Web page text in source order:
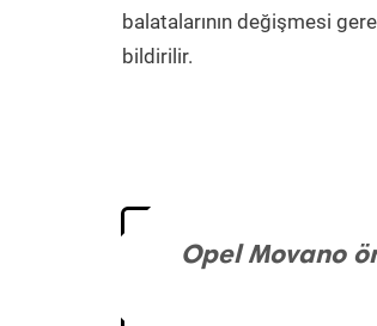
balatalarının değişmesi
bildirilir.
Opel Movano